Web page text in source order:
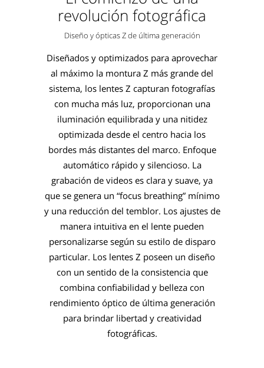
revolución fotográfica
Diseño y ópticas Z de última generación
Diseñados y optimizados para aprovechar
al máximo la montura Z más grande del
sistema, los lentes Z capturan fotografías
con mucha más luz, proporcionan una
iluminación equilibrada y una nitidez
optimizada desde el centro hacia los
bordes más distantes del marco. Enfoque
automático rápido y silencioso. La
grabación de videos es clara y suave, ya
que se genera un “focus breathing” mínimo
y una reducción del temblor. Los ajustes de
manera intuitiva en el lente pueden
personalizarse según su estilo de disparo
particular. Los lentes Z poseen un diseño
con un sentido de la consistencia que
combina confiabilidad y belleza con
rendimiento óptico de última generación
para brindar libertad y creatividad
fotográficas.